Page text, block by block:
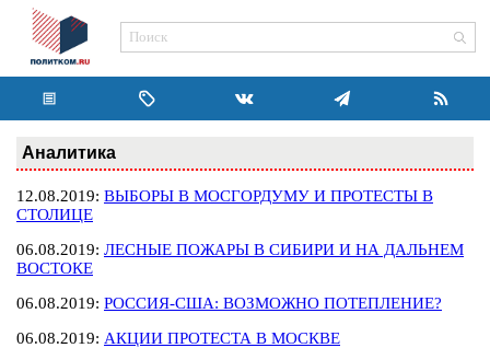
Аналитика
12.08.2019: ВЫБОРЫ В МОСГОРДУМУ И ПРОТЕСТЫ В
СТОЛИЦЕ
06.08.2019: ЛЕСНЫЕ ПОЖАРЫ В СИБИРИ И НА ДАЛЬНЕМ
ВОСТОКЕ
06.08.2019: РОССИЯ-США: ВОЗМОЖНО ПОТЕПЛЕНИЕ?
06.08.2019: АКЦИИ ПРОТЕСТА В МОСКВЕ